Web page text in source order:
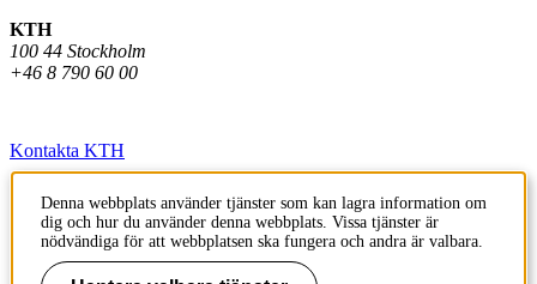
KTH
100 44 Stockholm
+46 8 790 60 00
Kontakta KTH
Jobba på KTH
Press och media
Denna webbplats använder tjänster som kan lagra information om
dig och hur du använder denna webbplats. Vissa tjänster är
nödvändiga för att webbplatsen ska fungera och andra är valbara.